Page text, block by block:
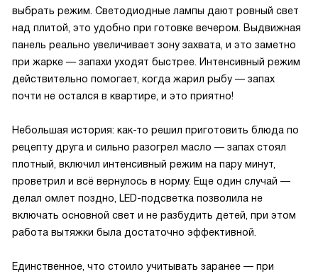
выбрать режим. Светодиодные лампы дают ровный свет
над плитой, это удобно при готовке вечером. Выдвижная
панель реально увеличивает зону захвата, и это заметно
при жарке — запахи уходят быстрее. Интенсивный режим
действительно помогает, когда жарил рыбу — запах
почти не остался в квартире, и это приятно!
Небольшая история: как-то решил приготовить блюда по
рецепту друга и сильно разогрел масло — запах стоял
плотный, включил интенсивный режим на пару минут,
проветрил и всё вернулось в норму. Еще один случай —
делал омлет поздно, LED-подсветка позволила не
включать основной свет и не разбудить детей, при этом
работа вытяжки была достаточно эффективной.
Единственное, что стоило учитывать заранее — при